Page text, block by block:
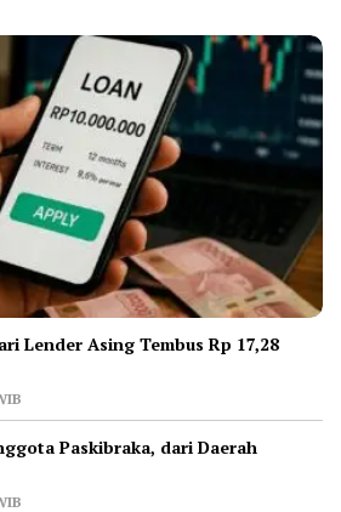
Lender Asing Tembus Rp 17,28
Paskibraka, dari Daerah